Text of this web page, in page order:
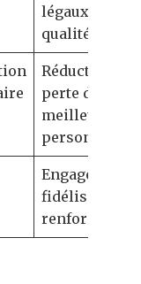
légaux,
qualité de
Réduction de
perte de
meilleure
Engagement
fidélisation
renforcés